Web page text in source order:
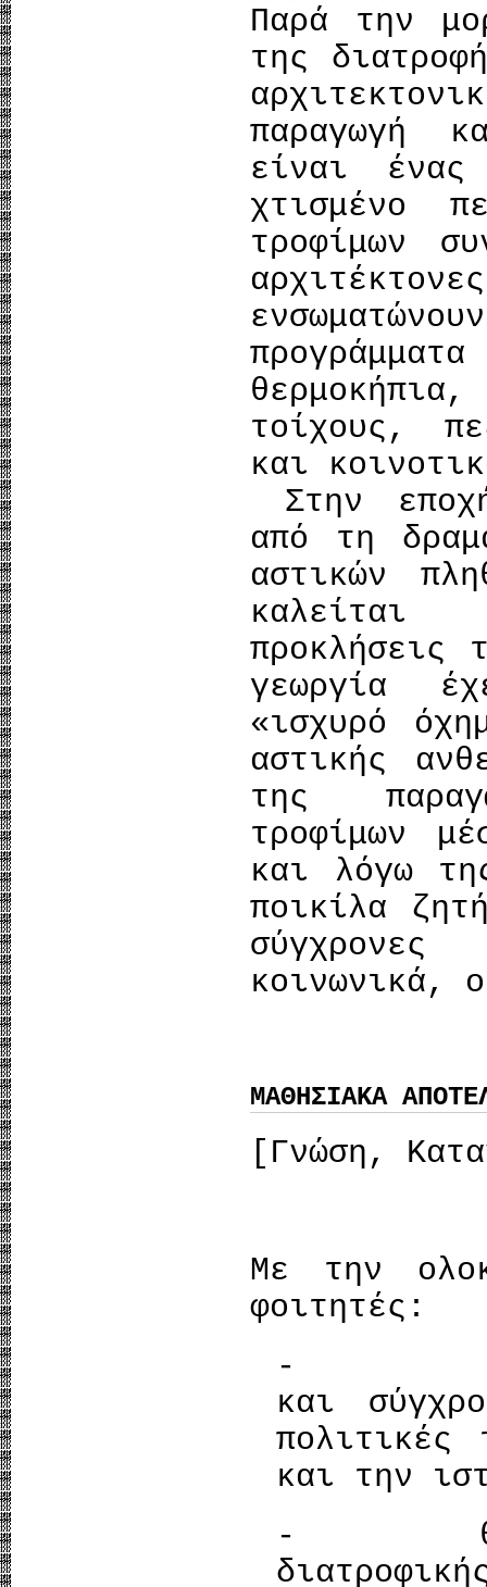
Παρά την
της
παραγωγή
είναι
χτισμένο
τροφίμων
τοίχους,
και
Στην
από τη
αστικών
καλείται
προκλήσεις
γεωργία
«ισχυρό
αστικής
της
τροφίμων
και λόγω
ποικίλα
σύγχρονες
κοινωνικά,
ΜΑΘΗΣΙΑΚΑ
[Γνώση,
Με την
φοιτητές:
- θα
και
πολιτικές
και την
- θα